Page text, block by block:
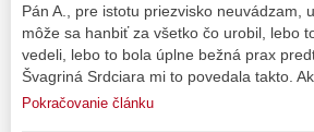
Pán A., pre istotu priezvisko
môže sa hanbiť za všetko čo urobil, lebo
vedeli, lebo to bola úplne bežná prax
Švagriná Srdciara mi to povedala takto.
Pokračovanie článku